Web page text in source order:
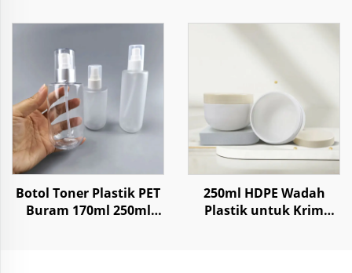
Gym Outdoor Lari
Kondisioner Lotion
Botol Toner Plastik PET
Buram 170ml 250ml
250ml HDPE Wadah
Plastik untuk Krim